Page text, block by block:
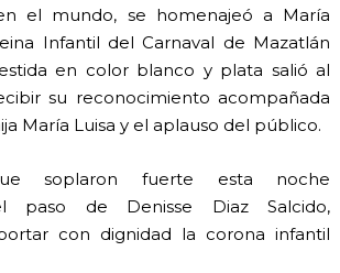
el mundo, se homenajeó a María
Infantil del Carnaval de Mazatlán
en color blanco y plata salió al
su reconocimiento acompañada
María Luisa y el aplauso del público.
soplaron fuerte esta noche
paso de Denisse Diaz Salcido,
con dignidad la corona infantil